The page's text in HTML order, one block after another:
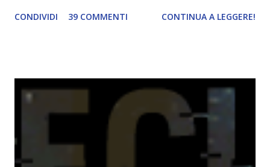
una rubrica per tenere sotto controllo le reading
spaziare con i generi letterari e non limitarmi al fantasy.
Per farvi un esempio nel 2015 mi sembra di aver letto
troppi libri impegnativi e davvero pochi libri "leggeri", il
che non è sempre un bene. Credo che sia stata la principale
causa per il mio calo di letture. Comunque, ogni mese -
CONDIVIDI 39 COMMENTI CONTINUA A LEGGERE!